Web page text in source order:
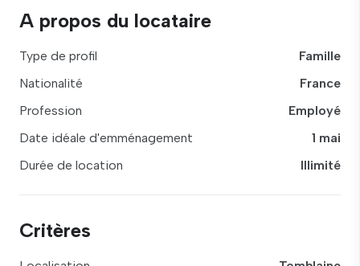
A propos du locataire
Type de profil
Famille
Nationalité
France
Profession
Employé
Date idéale d'emménagement
1 mai
Durée de location
Illimité
Critères